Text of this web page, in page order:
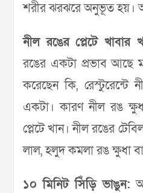
শরীর ঝরঝরে অনুভূত হয়।
নীল রঙের প্লেটে খাবার
রঙের একটা প্রভাব আছে
করেছেন কি,
একটা। কারণ নীল রঙ
প্লেটে খান। নীল রঙের
লাল, হলুদ কমলা রঙ ক্ষুধা
১০ মিনিট সিঁড়ি ভাঙুন: